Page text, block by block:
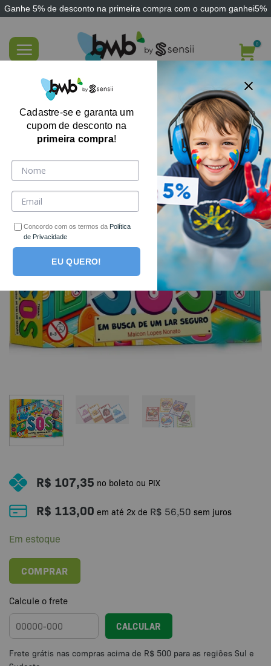
Ganhe 5% de desconto na primeira compra com o cupom ganhei5%
content
TURMA S.O.S – Ensine sobre Segurança
Doméstica Brincando
R$ 107,35 no boleto ou PIX
R$ 113,00 em até 2x de R$ 56,50 sem juros
Em estoque
COMPRAR
Calcule o frete
CALCULAR
Cadastre-se e garanta um
cupom de desconto na
primeira compra!
Concordo com os termos da Política
de Privacidade
EU QUERO!